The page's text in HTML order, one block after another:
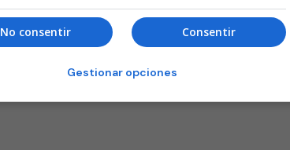
Consentir
No consentir
Gestionar opciones